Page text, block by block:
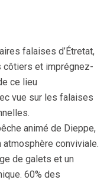
falaises d’Étretat,
et imprégnez-
ce lieu
vue sur les falaises
animé de Dieppe,
conviviale.
de galets et un
60% des